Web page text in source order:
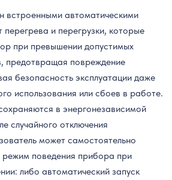
встроенными автоматическими
и перегрузки, которые
при превышении допустимых
предотвращая повреждение
безопасность эксплуатации даже
использования или сбоев в работе.
в энергонезависимой
случайного отключения
может самостоятельно
поведения прибора при
либо автоматический запуск